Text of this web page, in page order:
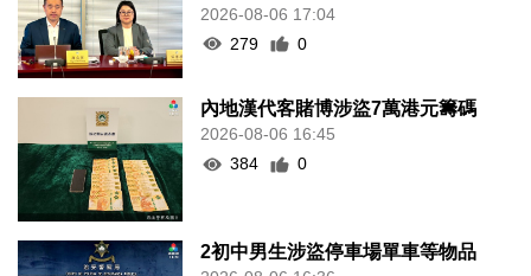
2026-08-06 17:04
279
0
內地漢代客賭博涉盜7萬港元籌碼
2026-08-06 16:45
384
0
2初中男生涉盜停車場單車等物品